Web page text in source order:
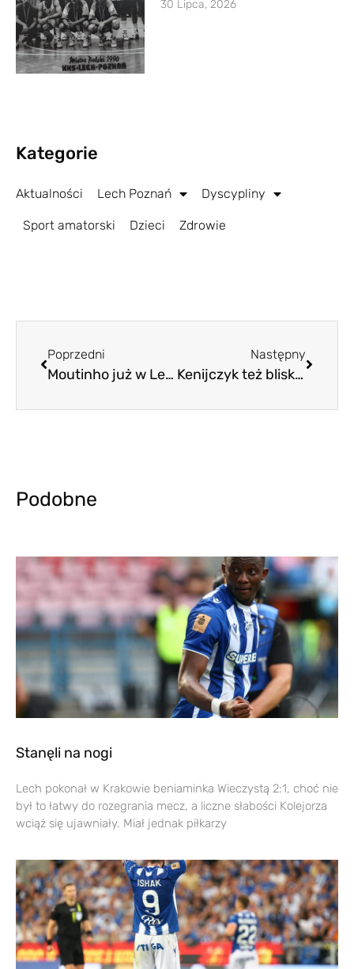
30 Lipca, 2026
Kategorie
Aktualności Lech Poznań Dyscypliny
Sport amatorski Dzieci Zdrowie
Poprzedni
Moutinho już w Lechu. Obrona skompletowana
Następny
Kenijczyk też blisko Lecha
Podobne
Stanęli na nogi
Lech pokonał w Krakowie beniaminka Wieczystą 2:1, choć nie
był to łatwy do rozegrania mecz, a liczne słabości Kolejorza
wciąż się ujawniały. Miał jednak piłkarzy